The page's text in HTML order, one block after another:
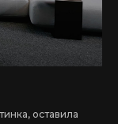
оставила